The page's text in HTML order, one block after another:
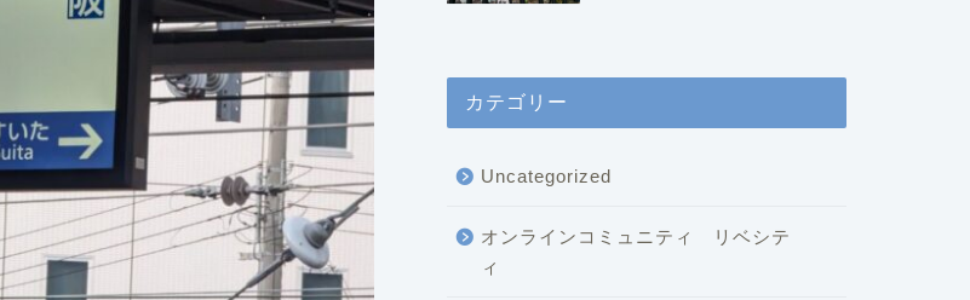
カテゴリー
Uncategorized
オンラインコミュニティ リベシテ
ィ